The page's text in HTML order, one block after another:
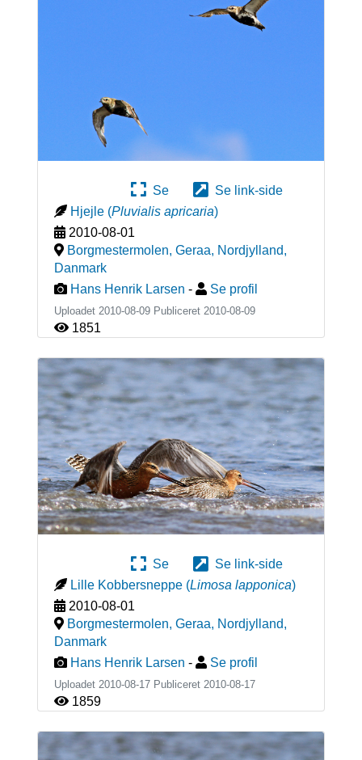
Se
Se link-side
Hjejle (Pluvialis apricaria)
2010-08-01
Borgmestermolen, Geraa, Nordjylland,
Danmark
Hans Henrik Larsen - Se profil
Uploadet 2010-08-09 Publiceret 2010-08-09
1851
Se
Se link-side
Lille Kobbersneppe (Limosa lapponica)
2010-08-01
Borgmestermolen, Geraa, Nordjylland,
Danmark
Hans Henrik Larsen - Se profil
Uploadet 2010-08-17 Publiceret 2010-08-17
1859